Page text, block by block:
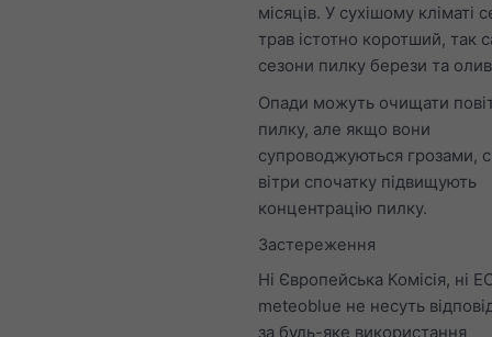
місяців. У сухішому кліматі
трав істотно коротший, так
сезони пилку берези та
Опади можуть очищати
пилку, але якщо вони
супроводжуються грозами,
вітри спочатку підвищують
концентрацію пилку.
Застереження
Ні Європейська Комісія, ні
meteoblue не несуть
за будь-яке використання